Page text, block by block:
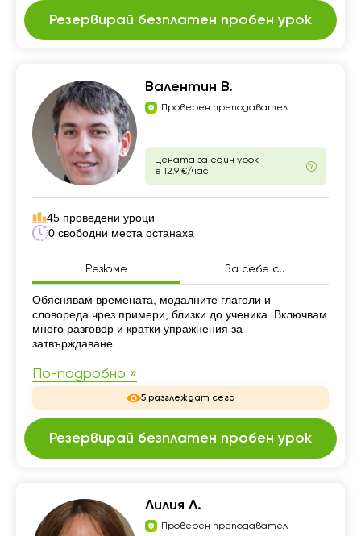
Резервирай безплатен пробен урок
Валентин В.
Проверен преподавател
Цената за един урок
е 12.9 €/час
45 проведени уроци
0 свободни места останаха
Резюме За себе си
Резюме
Обяснявам времената, модалните глаголи и
словореда чрез примери, близки до ученика. Включвам
много разговор и кратки упражнения за
затвърждаване.
По-подробно »
5 разглеждат сега
Резервирай безплатен пробен урок
Лилия Л.
Проверен преподавател